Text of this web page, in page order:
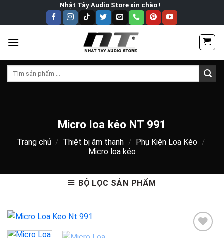
Nhật Tây Audio Store xin chào !
Tìm
Micro loa kéo NT 991
Trang chủ / Thiệt bị âm thanh / Phụ Kiện Loa Kéo /
Micro loa kéo
BỘ LỌC SẢN PHẨM